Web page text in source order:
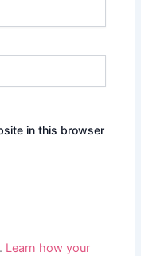
in this browser
Learn how your